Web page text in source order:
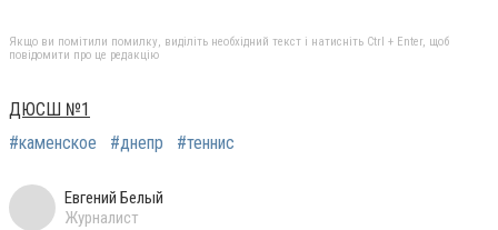
Якщо ви помітили помилку, виділіть необхідний текст і натисніть Ctrl + Enter, щоб
повідомити про це редакцію
ДЮСШ №1
#каменское
#днепр #теннис
Евгений Белый
Журналист